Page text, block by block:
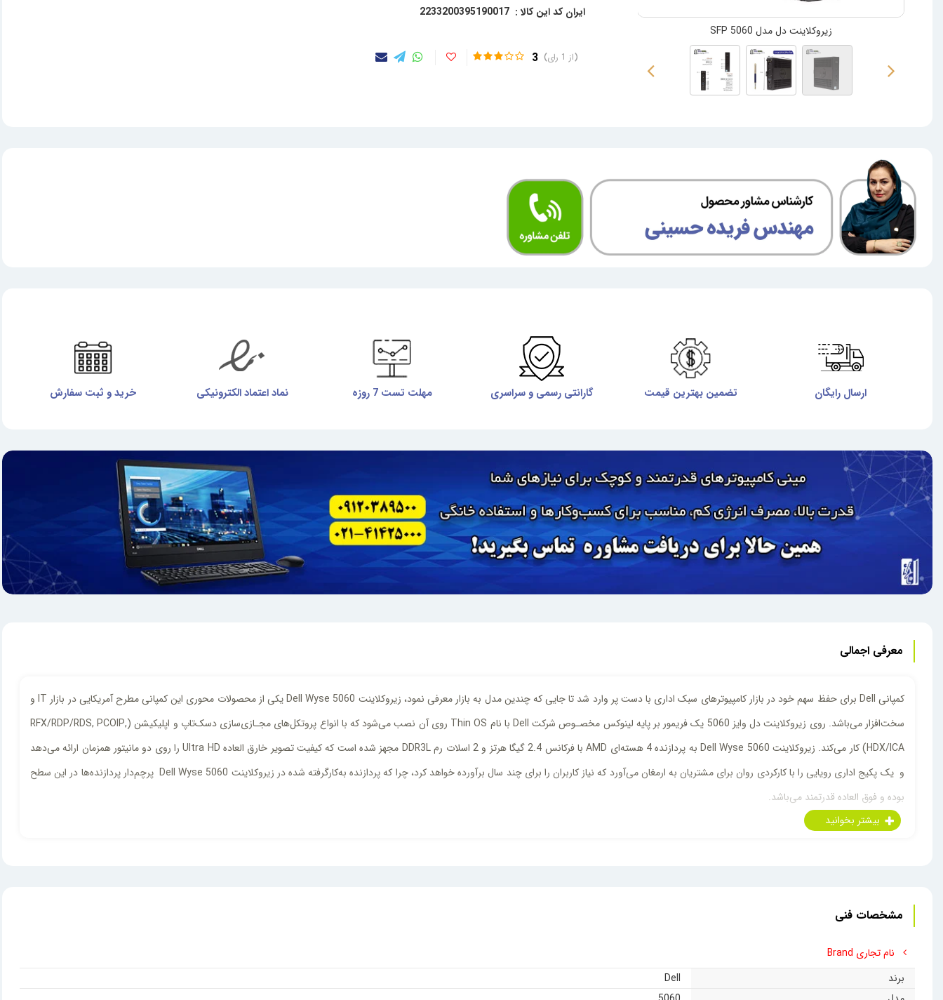
زیروکلاینت دل مدل 5060 SFP
ایران کد این کالا : 2233200395190017
3 1
ارسال رایگان تضمین بهترین قیمت گارانتی رسمی و سراسری مهلت تست 7 روزه نماد اعتماد الکترونیکی خرید و ثبت سفارش
معرفی اجمالی
کمپانی Dell برای حفظ سهم خود در بازار کامپیوتر‌های سبک اداری با دست پر وارد شد تا جایی که چندین مدل به بازار معرفی نمود، زیروکلاینت Dell Wyse 5060 یکی از محصولات محوری این کمپانی مطرح آمریکایی در بازار IT و
سخت‌افزار می‌باشد. روی زیروکلاینت دل وایز 5060 یک فریمور بر پایه لینوکس مخصـوص شرکت Dell با نام Thin OS روی آن نصب می‌شود که با انواع پروتکل‌های مجـازی‌سازی دسک‌تاپ و اپلیکیشن (RFX/RDP/RDS, PCOIP,
HDX/ICA) کار می‌کند. زیروکلاینت Dell Wyse 5060 به پردازنده 4 هسته‌ای AMD با فرکانس 2.4 گیگا هرتز و 2 اسلات رم DDR3L مجهز شده است که کیفیت تصویر خارق العاده Ultra HD را روی دو مانیتور همزمان ارائه می‌دهد
و یک پکیج اداری رویایی را با کارکردی روان برای مشتریان به ارمغان می‌آورد که نیاز کاربران را برای چند سال برآورده خواهد کرد، چرا که پردازنده به‌کارگرفته شده در زیروکلاینت Dell Wyse 5060 پرچم‌دار پردازنده‌ها در این سطح
بوده و فوق العاده قدرتمند می‌باشد.
ناگفته نماند که مصرف خیلی کم برق این زیروکلاینت (25وات) با این مشخصات سخت‌افزاری حاکی از کار دقیق و حرفه ای کمپانی Dell می‌باشد که نشأت گرفته از دغدغه‌های محیط زیستی این کمپانی است.
مشخصات فنی
نام تجاری Brand
برند
Dell